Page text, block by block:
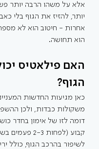
אלא על משהו הרבה יותר
יותר, להזיז את הגוף בלי
אחרות - חיטוב הוא לא
הוא תחושה.
האם פילאטיס
הגוף?
כאן מגיעות החדשות
משקולות כבדות, ולכן
דומה לזו של אימון בחדר
לשיפור בהרכב הגוף, כולל